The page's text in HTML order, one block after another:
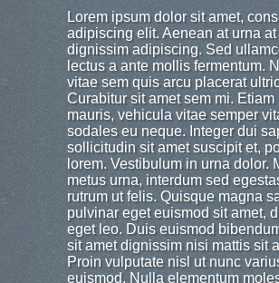
Lorem ipsum dolor sit amet,
adipiscing elit. Aenean at urna at
dignissim adipiscing. Sed
lectus a ante mollis fermentum.
vitae sem quis arcu placerat
Curabitur sit amet sem mi. Etiam
mauris, vehicula vitae semper
sodales eu neque. Integer dui
sollicitudin sit amet suscipit et,
lorem. Vestibulum in urna dolor.
metus urna, interdum sed
rutrum ut felis. Quisque magna
pulvinar eget euismod sit amet,
eget leo. Duis euismod
sit amet dignissim nisi mattis sit
Proin vulputate nisl ut nunc
euismod. Nulla elementum